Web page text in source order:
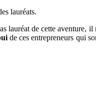
lauréats.
lauréat de cette aventure, il
de ces entrepreneurs qui